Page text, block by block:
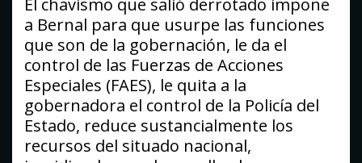
a Bernal para que usurpe las funciones
que son de la gobernación, le da el
control de las Fuerzas de Acciones
Especiales (FAES), le quita a la
gobernadora el control de la Policía del
Estado, reduce sustancialmente los
recursos del situado nacional,